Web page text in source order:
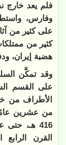
فلم يعد خارج
وفارس،
على كثير من
كثير من
هضبة إيران،
وقد تمكَّن
على القسم
الأطراف من
416 هـ،
القرن الرابع